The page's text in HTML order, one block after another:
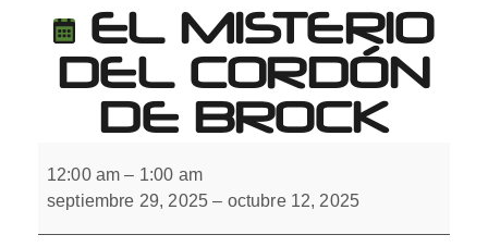
EL MISTERIO
DEL CORDÓN
DE BROCK
misterio
del
Cordón
Brock
12:00 am – 1:00 am
septiembre 29, 2025 – octubre 12, 2025